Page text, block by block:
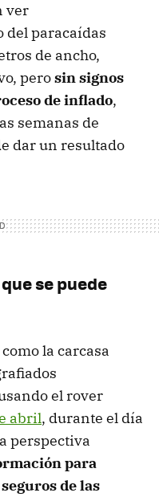
ver
del paracaídas
de ancho,
perosin signos
de inflado,
semanas de
dar un resultado
se puede
la carcasa
el rover
abril, durante el día
perspectiva
para
de las